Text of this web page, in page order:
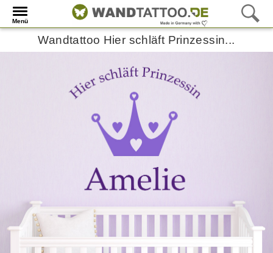
Menü
Wandtattoo Hier schläft Prinzessin...